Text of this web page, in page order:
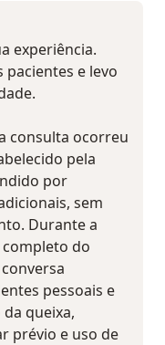
experiência.
e levo
consulta ocorreu
pela
por
sem
Durante a
do
pessoais e
queixa,
prévio e uso de